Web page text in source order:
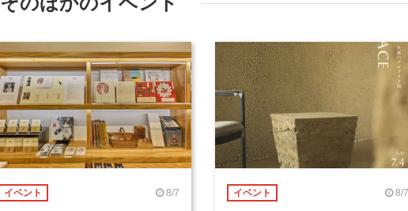
イベント 8/7 イベント 8/7